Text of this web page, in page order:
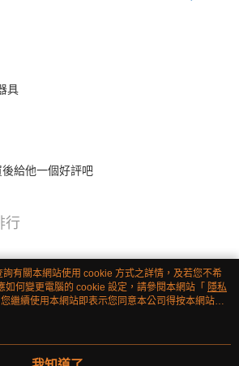
具
給他一個好評吧
行
有關本網站使用 cookie 方式之詳情，及若您不希
如何變更電腦的 cookie 設定，請參閱本網站「 隱私
繼續使用本網站即表示您同意本公司得按本網站使
。